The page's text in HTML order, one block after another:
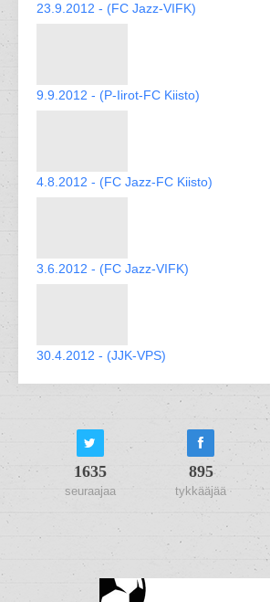
23.9.2012 - (FC Jazz-VIFK)
9.9.2012 - (P-Iirot-FC Kiisto)
4.8.2012 - (FC Jazz-FC Kiisto)
3.6.2012 - (FC Jazz-VIFK)
30.4.2012 - (JJK-VPS)
1635
seuraajaa
895
tykkääjää